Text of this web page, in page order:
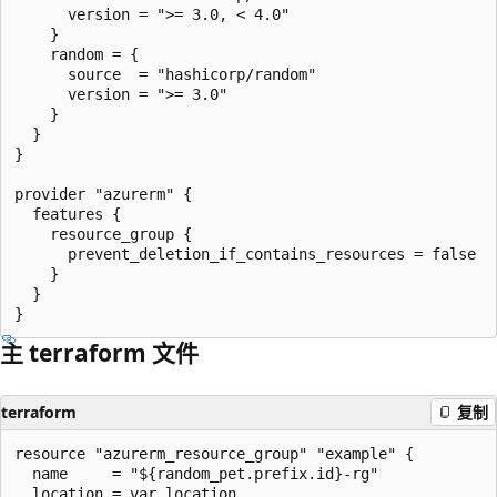
      version = ">= 3.0, < 4.0"
    }
    random = {
      source  = "hashicorp/random"
      version = ">= 3.0"
    }
  }
}
provider "azurerm" {
  features {
    resource_group {
      prevent_deletion_if_contains_resources = false
    }
  }
主 terraform 文件
terraform 复制
resource "azurerm_resource_group" "example" {
  name     = "${random_pet.prefix.id}-rg"
  location = var.location